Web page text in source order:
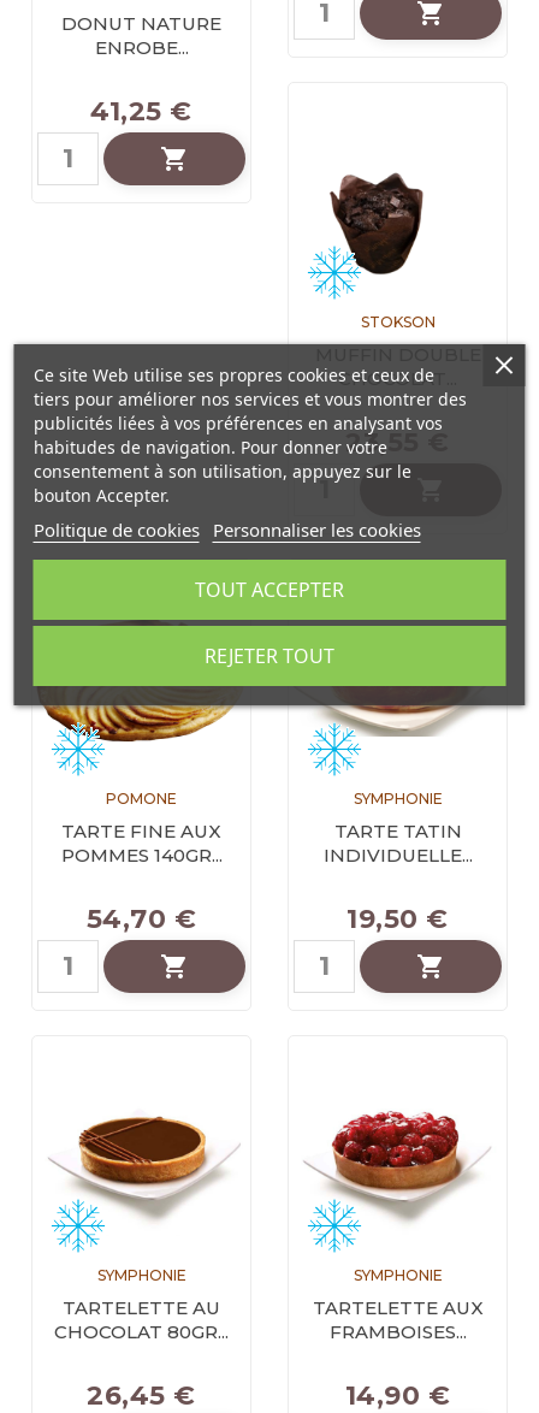
DONUT NATURE
ENROBE...
41,25 €


STOKSON
CHOCOLAT...
23,55 €
POMONE
TARTE FINE AUX
POMMES 140GR...
54,70 €

SYMPHONIE
TARTE TATIN
INDIVIDUELLE...
19,50 €

SYMPHONIE
TARTELETTE AU
CHOCOLAT 80GR...
26,45 €
SYMPHONIE
TARTELETTE AUX
FRAMBOISES...
14,90 €
Ce site Web utilise ses propres cookies et ceux de
tiers pour améliorer nos services et vous montrer des
publicités liées à vos préférences en analysant vos
habitudes de navigation. Pour donner votre
consentement à son utilisation, appuyez sur le
bouton Accepter.
Politique de cookies Personnaliser les cookies
REJETER TOUT
TOUT ACCEPTER